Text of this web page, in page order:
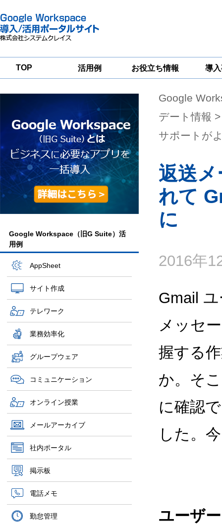
TOP 活用例 お役立ち情報
一
導
グループウェア
移行支援
Google
Workspace
セキュリティ
対策サービス
Google Workspace（旧G Suite）活
用例
AppSheet
サイト作成
テレワーク
業務効率化
グループウェア
コミュニケーション
オンライン授業
メールアーカイブ
社内ポータル
掲示板
電話メモ
勤怠管理
Google
デート情報
サポートが
返送
れて
に
2016年
Gmail
メッセ
握する
か。そ
に確認
した。
ユーザ